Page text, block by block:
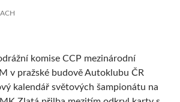
komise CCP mezinárodní
v pražské budově Autoklubu ČR
kalendář světových šampionátu na